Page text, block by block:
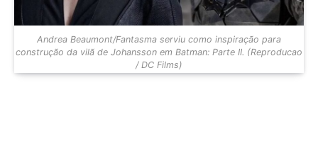
Andrea Beaumont/Fantasma serviu como inspiração para
construção da vilã de Johansson em Batman: Parte II. (Reproducao
/ DC Films)